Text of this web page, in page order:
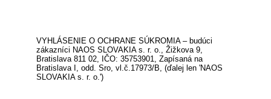
VYHLÁSENIE O OCHRANE SÚKROMIA – budúci
zákazníci NAOS SLOVAKIA s. r. o., Žižkova 9,
Bratislava 811 02, IČO: 35753901, Zapísaná na
Bratislava I, odd. Sro, vl.č.17973/B, (ďalej len 'NAOS
SLOVAKIA s. r. o.')